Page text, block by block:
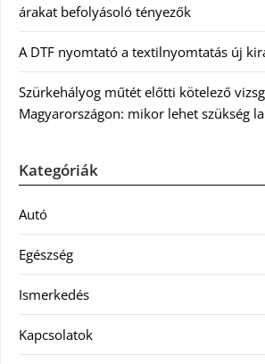
árakat befolyásoló tényezők
A DTF nyomtató a textilnyomtatás új
Szürkehályog műtét előtti kötelező
Magyarországon: mikor lehet szükség
Kategóriák
Autó
Egészség
Ismerkedés
Kapcsolatok